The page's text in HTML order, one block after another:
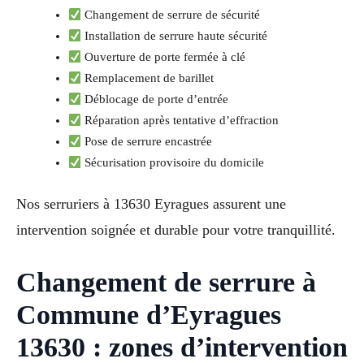
Changement de serrure de sécurité
Installation de serrure haute sécurité
Ouverture de porte fermée à clé
Remplacement de barillet
Déblocage de porte d’entrée
Réparation après tentative d’effraction
Pose de serrure encastrée
Sécurisation provisoire du domicile
Nos serruriers à 13630 Eyragues assurent une
intervention soignée et durable pour votre tranquillité.
Changement de serrure à
Commune d’Eyragues
13630 : zones d’intervention